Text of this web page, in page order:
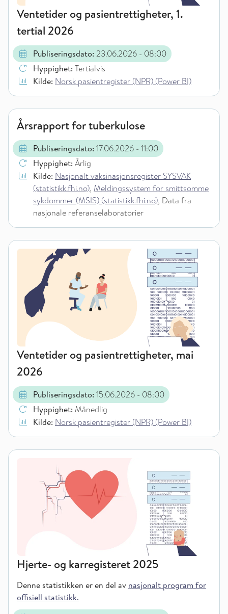
Ventetider og pasientrettigheter, 1.
tertial 2026
Publiseringsdato: 23.06.2026 - 08:00
Hyppighet: Tertialvis
Kilde: Norsk pasientregister (NPR) (Power BI)
Årsrapport for tuberkulose
Publiseringsdato: 17.06.2026 - 11:00
Hyppighet: Årlig
Kilde: Nasjonalt vaksinasjonsregister SYSVAK
(statistikk.fhi.no), Meldingssystem for smittsomme
sykdommer (MSIS) (statistikk.fhi.no), Data fra
nasjonale referanselaboratorier
Ventetider og pasientrettigheter, mai
2026
Publiseringsdato: 15.06.2026 - 08:00
Hyppighet: Månedlig
Kilde: Norsk pasientregister (NPR) (Power BI)
Hjerte- og karregisteret 2025
Denne statistikken er en del av nasjonalt program for
offisiell statistikk.